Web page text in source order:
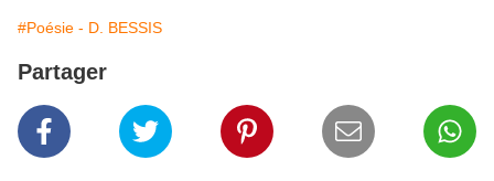
#Poésie - D. BESSIS
Partager